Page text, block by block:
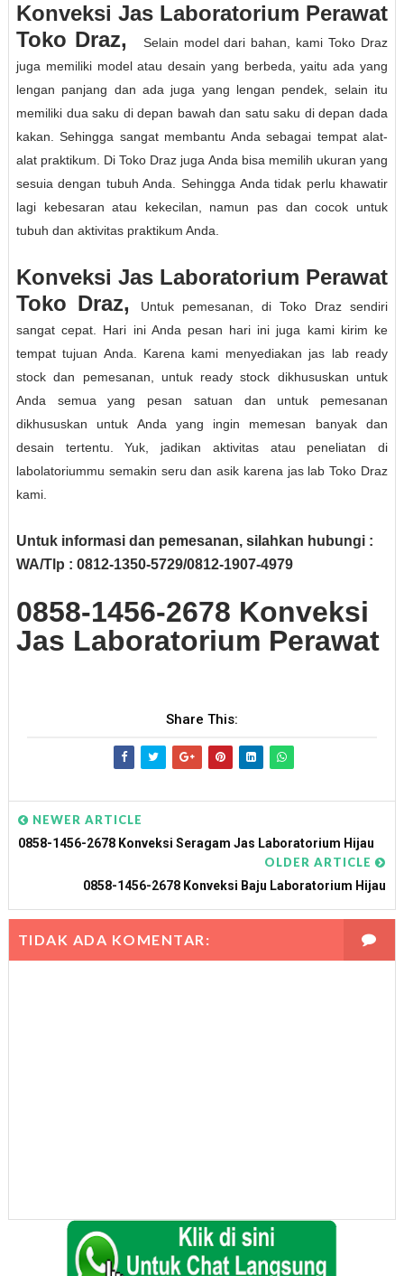
Konveksi Jas Laboratorium Perawat
Toko Draz,
Selain model dari bahan, kami Toko Draz
juga memiliki model atau desain yang berbeda, yaitu ada yang
lengan panjang dan ada juga yang lengan pendek, selain itu
memiliki dua saku di depan bawah dan satu saku di depan dada
kakan. Sehingga sangat membantu Anda sebagai tempat alat-
alat praktikum. Di Toko Draz juga Anda bisa memilih ukuran yang
sesuia dengan tubuh Anda. Sehingga Anda tidak perlu khawatir
lagi kebesaran atau kekecilan, namun pas dan cocok untuk
tubuh dan aktivitas praktikum Anda.
Konveksi Jas Laboratorium Perawat
Toko Draz,
Untuk pemesanan, di Toko Draz sendiri
sangat cepat. Hari ini Anda pesan hari ini juga kami kirim ke
tempat tujuan Anda. Karena kami menyediakan jas lab ready
stock dan pemesanan, untuk ready stock dikhususkan untuk
Anda semua yang pesan satuan dan untuk pemesanan
dikhususkan untuk Anda yang ingin memesan banyak dan
desain tertentu. Yuk, jadikan aktivitas atau peneliatan di
labolatoriummu semakin seru dan asik karena jas lab Toko Draz
kami.
Untuk informasi dan pemesanan, silahkan hubungi :
WA/Tlp : 0812-1350-5729/0812-1907-4979
0858-1456-2678 Konveksi
Jas Laboratorium Perawat
Share This:
NEWER ARTICLE
0858-1456-2678 Konveksi Seragam Jas Laboratorium Hijau
OLDER ARTICLE
0858-1456-2678 Konveksi Baju Laboratorium Hijau
TIDAK ADA KOMENTAR: